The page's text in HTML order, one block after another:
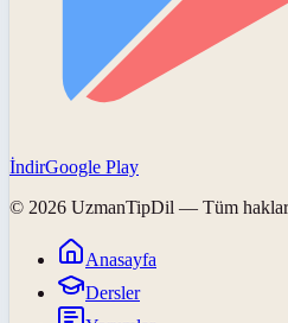
İndirGoogle Play
© 2026 UzmanTipDil — Tüm
Anasayfa
Dersler